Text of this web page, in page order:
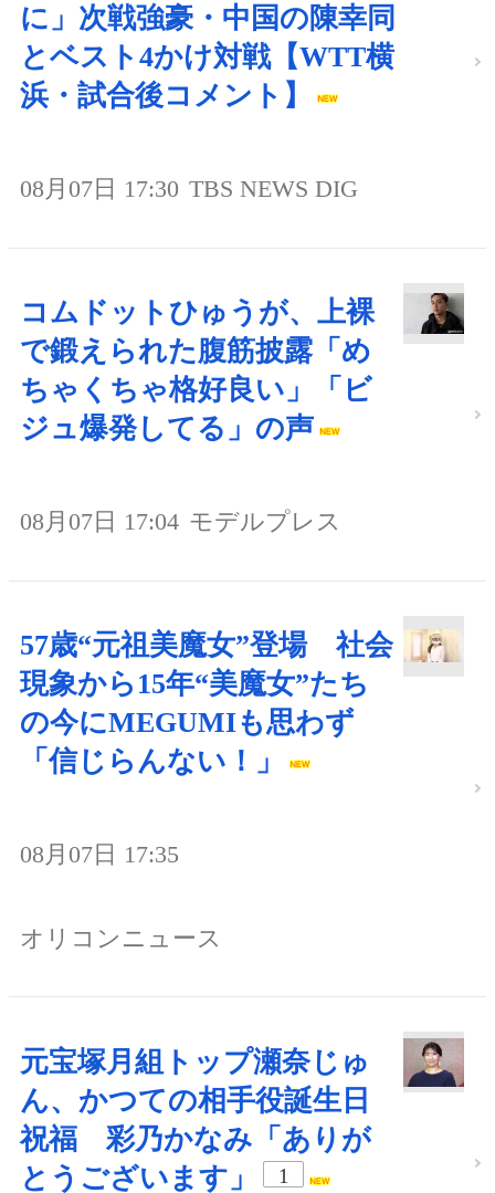
に」次戦強豪・中国の陳幸同
とベスト4かけ対戦【WTT横
浜・試合後コメント】
08月07日 17:30 TBS NEWS DIG
コムドットひゅうが、上裸
で鍛えられた腹筋披露「め
ちゃくちゃ格好良い」「ビ
ジュ爆発してる」の声
08月07日 17:04 モデルプレス
57歳“元祖美魔女”登場 社会
現象から15年“美魔女”たち
の今にMEGUMIも思わず
「信じらんない！」
08月07日 17:35
オリコンニュース
元宝塚月組トップ瀬奈じゅ
ん、かつての相手役誕生日
祝福 彩乃かなみ「ありが
とうございます」
1